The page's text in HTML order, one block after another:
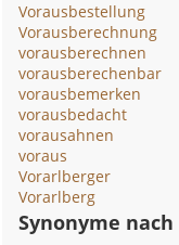
Vorausbestellung
Vorausberechnung
vorausberechnen
vorausberechenbar
vorausbemerken
vorausbedacht
vorausahnen
voraus
Vorarlberger
Vorarlberg
Synonyme nach